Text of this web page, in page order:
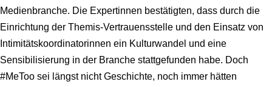
Medienbranche. Die Expertinnen bestätigten, dass durch die
Einrichtung der Themis-Vertrauensstelle und den Einsatz von
Intimitätskoordinatorinnen ein Kulturwandel und eine
Sensibilisierung in der Branche stattgefunden habe. Doch
#MeToo sei längst nicht Geschichte, noch immer hätten